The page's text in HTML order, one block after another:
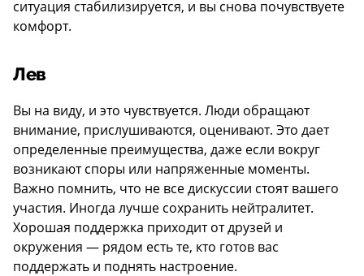
ситуация стабилизируется, и вы снова почувствуете
комфорт.
Лев
Вы на виду, и это чувствуется. Люди обращают
внимание, прислушиваются, оценивают. Это дает
определенные преимущества, даже если вокруг
возникают споры или напряженные моменты.
Важно помнить, что не все дискуссии стоят вашего
участия. Иногда лучше сохранить нейтралитет.
Хорошая поддержка приходит от друзей и
окружения — рядом есть те, кто готов вас
поддержать и поднять настроение.